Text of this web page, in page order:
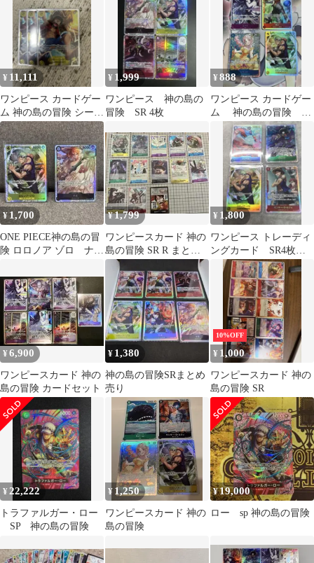
¥ 11,111
ワンピース カードゲー
ム 神の島の冒険 シーク
レット
¥ 1,999
ワンピース 神の島の
冒険 SR 4枚
¥888
ワンピース カードゲー
ム 神の島の冒険 sr
4枚セット
¥1,700
ONE PIECE神の島の冒
険 ロロノア ゾロ ナミ
¥1,799
ワンピースカード 神の
島の冒険 SR R まとめ
売り
¥ 1,800
ワンピース トレーディ
ングカード SR4枚セ
ット 神の島の冒険
¥6,900
ワンピースカード 神の
島の冒険 カードセット
¥ 1,380
神の島の冒険SRまとめ
売り
10%OFF
¥ 1,000
ワンピースカード 神の
島の冒険 SR
¥22,222
トラファルガー・ロー
SP 神の島の冒険
¥ 1,250
ワンピースカード 神の
島の冒険
¥19,000
ロー sp 神の島の冒険